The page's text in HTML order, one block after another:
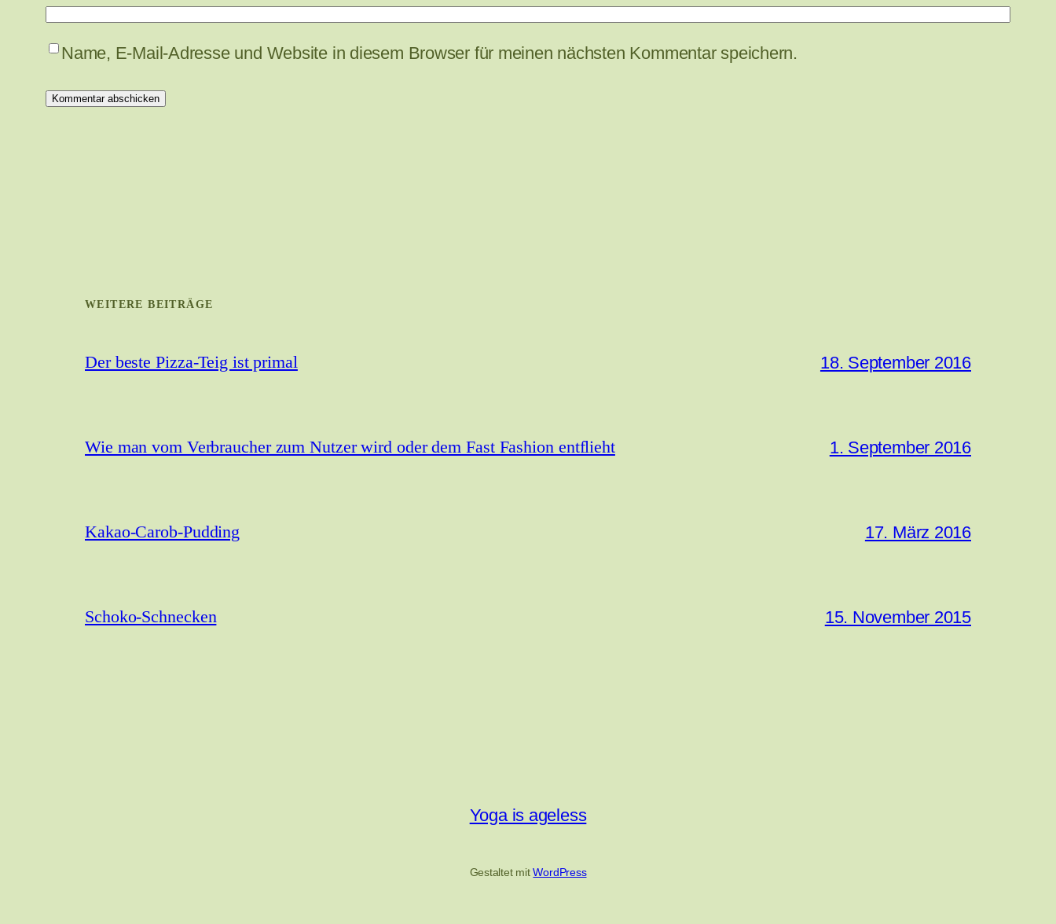
Name, E-Mail-Adresse und Website in diesem Browser für meinen nächsten Kommentar speichern.
WEITERE BEITRÄGE
Der beste Pizza-Teig ist primal 18. September 2016
Wie man vom Verbraucher zum Nutzer wird oder dem Fast Fashion entflieht 1. September 2016
Kakao-Carob-Pudding 17. März 2016
Schoko-Schnecken 15. November 2015
Yoga is ageless
Gestaltet mitWordPress